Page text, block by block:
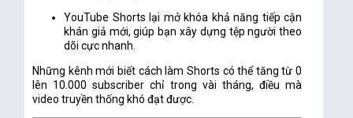
YouTube Shorts lại mở khóa khả năng tiếp cận
khán giả mới, giúp bạn xây dựng tệp người theo
dõi cực nhanh.
Những kênh mới biết cách làm Shorts có thể tăng từ 0
lên 10.000 subscriber chỉ trong vài tháng, điều mà
video truyền thống khó đạt được.